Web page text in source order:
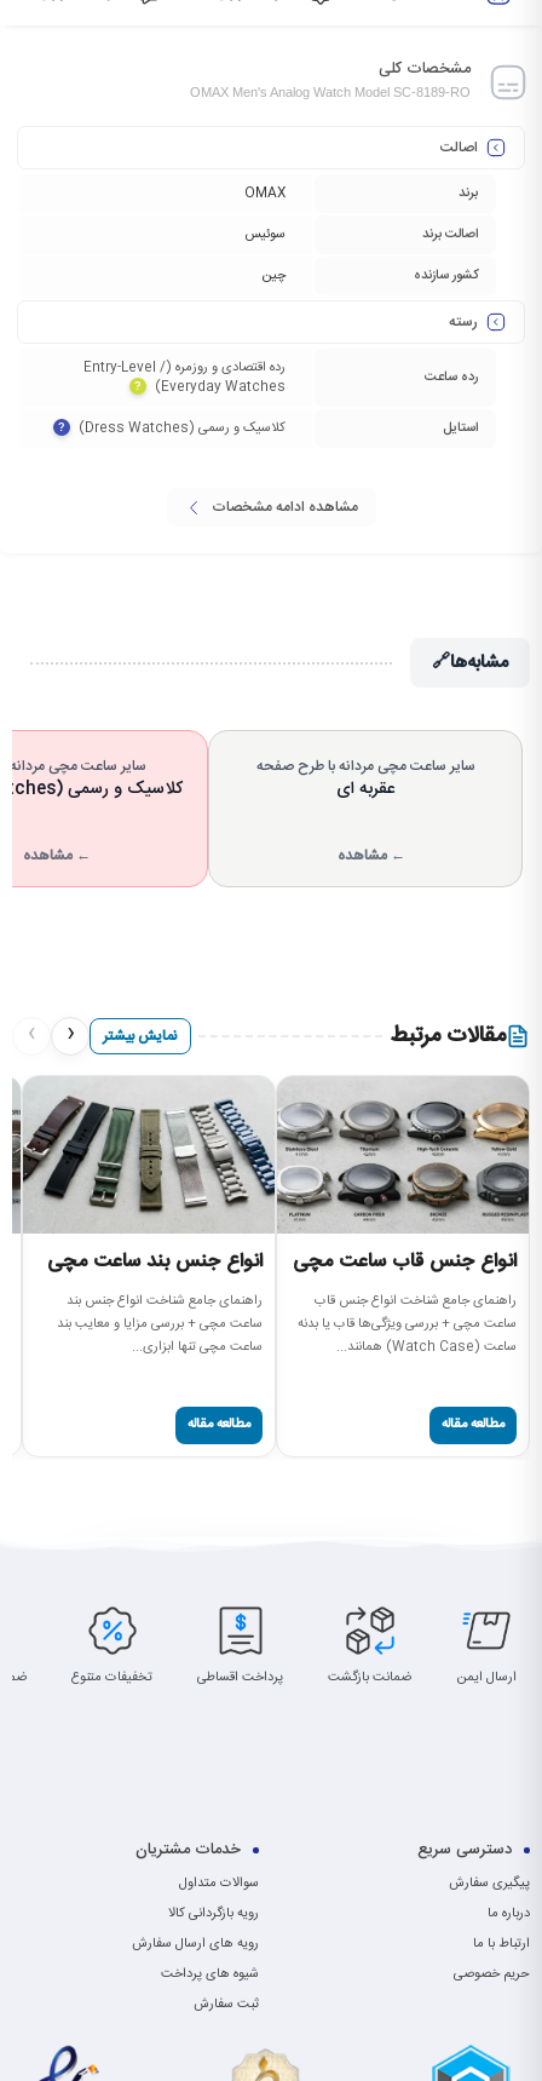
مشخصات کلی
OMAX Men's Analog Watch Model SC-8189-RO
اصالت
برند
OMAX
اصالت برند
سوئیس
کشور سازنده
چین
رسته
رده ساعت
رده اقتصادی و روزمره (Entry-Level /
Everyday Watches)‏
?
استایل کلاسیک و رسمی (Dress Watches)‏ ?
مشاهده ادامه مشخصات
مشابه‌ها🔗
سایر ساعت مچی مردانه با طرح صفحه
عقربه ای
← مشاهده
سایر ساعت مچی مردانه
کلاسیک و رسمی (Dress Watches)
← مشاهده
مقالات مرتبط نمایش بیشتر ‹
›
انواع جنس قاب ساعت مچی
راهنمای جامع شناخت انواع جنس قاب
ساعت مچی + بررسی ویژگی‌ها قاب یا بدنه
ساعت (Watch Case) همانند...
مطالعه مقاله
انواع جنس بند ساعت مچی
راهنمای جامع شناخت انواع جنس بند
ساعت مچی + بررسی مزایا و معایب بند
ساعت مچی تنها ابزاری...
مطالعه مقاله
ارسال ایمن ضمانت بازگشت پرداخت اقساطی تخفیفات متنوع
دسترسی سریع
پیگیری سفارش
درباره ما
ارتباط با ما
حریم خصوصی
خدمات مشتریان
سوالات متداول
رویه بازگردانی کالا
رویه های ارسال سفارش
شیوه های پرداخت
ثبت سفارش